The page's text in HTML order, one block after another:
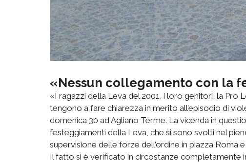
«Nessun collegamento con la
«I ragazzi della Leva del 2001, i loro genitori, la Pro
tengono a fare chiarezza in merito all’episodio di
domenica 30 ad Agliano Terme. La vicenda in
festeggiamenti della Leva, che si sono svolti nel
supervisione delle forze dell’ordine in piazza Roma
Il fatto si è verificato in circostanze completamente